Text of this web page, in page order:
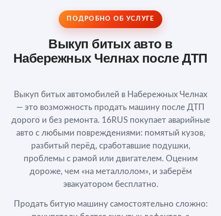
ПОДРОБНО ОБ УСЛУГЕ
Выкуп битых авто в
Набережных Челнах после ДТП
Выкуп битых автомобилей в Набережных Челнах
— это возможность продать машину после ДТП
дорого и без ремонта. 16RUS покупает аварийные
авто с любыми повреждениями: помятый кузов,
разбитый перёд, сработавшие подушки,
проблемы с рамой или двигателем. Оценим
дороже, чем «на металлолом», и заберём
эвакуатором бесплатно.
Продать битую машину самостоятельно сложно: